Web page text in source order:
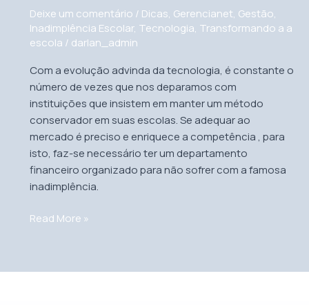
Deixe um comentário / Dicas, Gerencianet, Gestão,
Inadimplência Escolar, Tecnologia, Transformando a a
escola / darlan_admin
Com a evolução advinda da tecnologia, é constante o
número de vezes que nos deparamos com
instituições que insistem em manter um método
conservador em suas escolas. Se adequar ao
mercado é preciso e enriquece a competência , para
isto, faz-se necessário ter um departamento
financeiro organizado para não sofrer com a famosa
inadimplência.
a
inadimplência
nas
Read More »